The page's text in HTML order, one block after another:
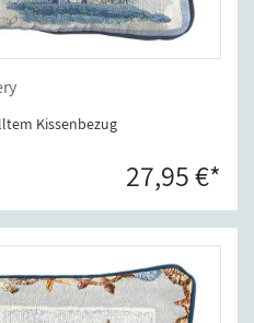
Kissenbezug
27,95 €*